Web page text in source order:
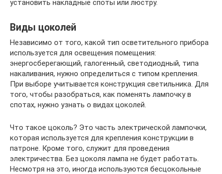
установить накладные споты или люстру.
Виды цоколей
Независимо от того, какой тип осветительного прибора
используется для освещения помещения:
энергосберегающий, галогенный, светодиодный, типа
накаливания, нужно определиться с типом крепления.
При выборе учитывается конструкция светильника. Для
того, чтобы разобраться, как поменять лампочку в
спотах, нужно узнать о видах цоколей.
Что такое цоколь? Это часть электрической лампочки,
которая используется для крепления конструкции в
патроне. Кроме того, служит для проведения
электричества. Без цоколя лампа не будет работать.
Несмотря на это, иногда используются бесцокольные